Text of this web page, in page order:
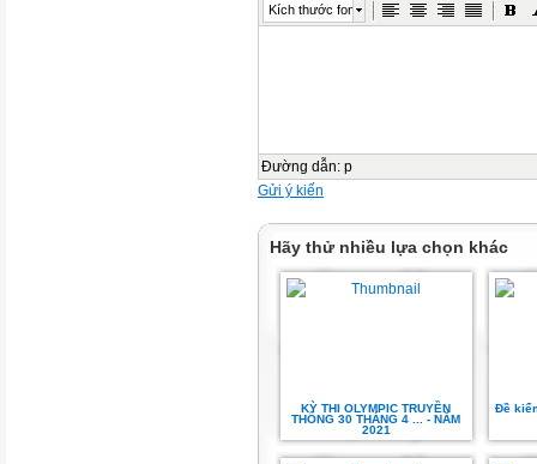
Kích thước font
Đường dẫn: p
Gửi ý kiến
Hãy thử nhiều lựa chọn khác
KỲ THI OLYMPIC TRUYỀN
THỐNG 30 THÁNG 4 ... - NĂM
2021
Đề